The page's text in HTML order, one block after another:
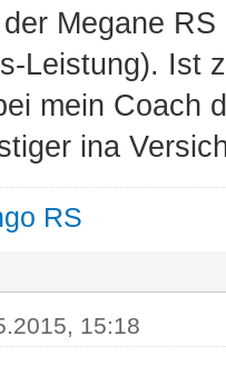
Megane
Leistung). Ist
mein Coach
ina
RS
15:18